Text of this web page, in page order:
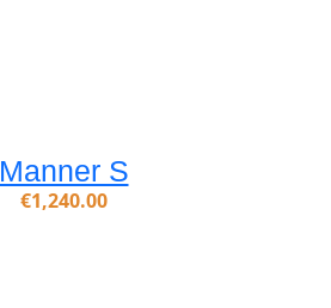
Manner S
€1,240.00